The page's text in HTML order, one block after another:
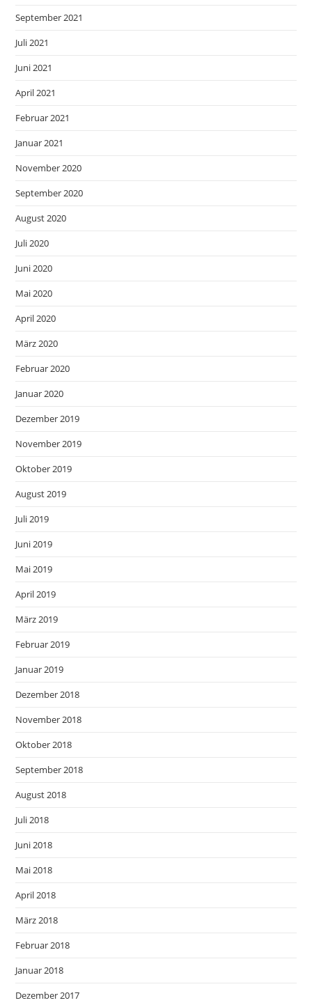
September 2021
Juli 2021
Juni 2021
April 2021
Februar 2021
Januar 2021
November 2020
September 2020
August 2020
Juli 2020
Juni 2020
Mai 2020
April 2020
März 2020
Februar 2020
Januar 2020
Dezember 2019
November 2019
Oktober 2019
August 2019
Juli 2019
Juni 2019
Mai 2019
April 2019
März 2019
Februar 2019
Januar 2019
Dezember 2018
November 2018
Oktober 2018
September 2018
August 2018
Juli 2018
Juni 2018
Mai 2018
April 2018
März 2018
Februar 2018
Januar 2018
Dezember 2017